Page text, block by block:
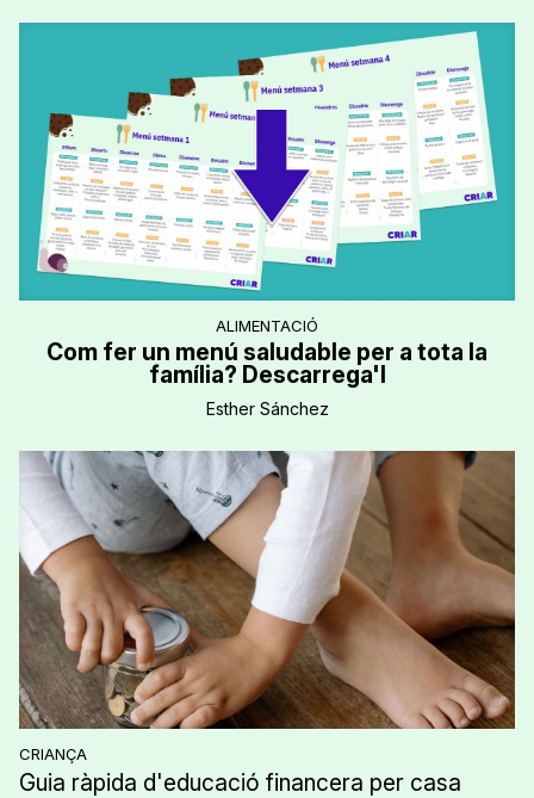
CRIANÇA
Guia ràpida d'educació financera per casa
ALIMENTACIÓ
Com fer un menú saludable per a tota la
família? Descarrega'l
Esther Sánchez